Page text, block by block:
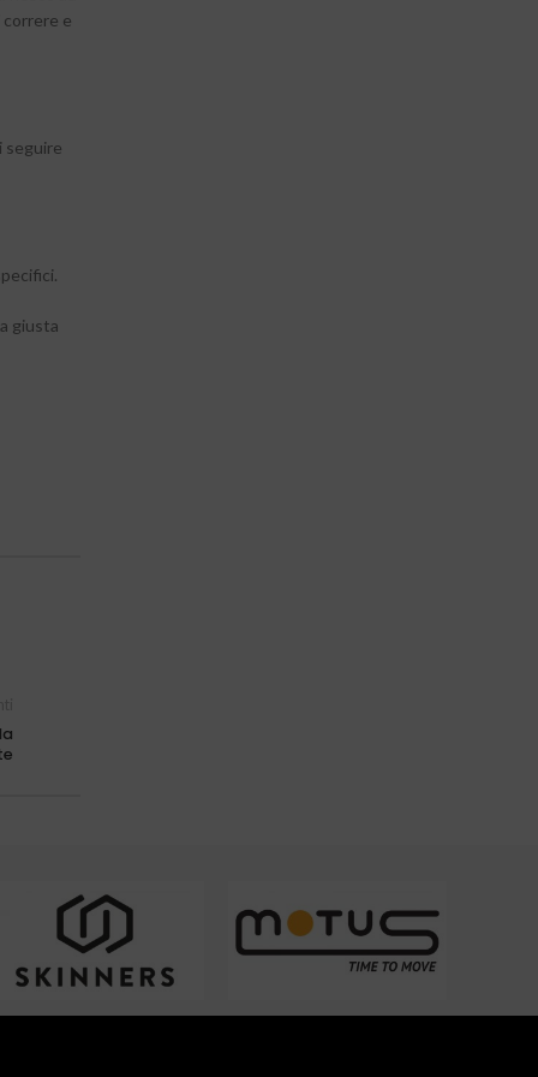
correre e
seguire
giusta